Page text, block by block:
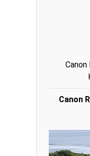
Canon
Canon